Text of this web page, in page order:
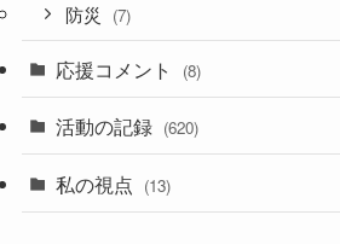
防災 (7)
応援コメント (8)
活動の記録 (620)
私の視点 (13)